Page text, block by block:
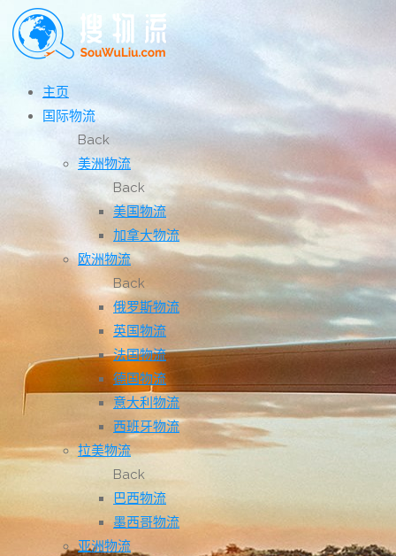
主页
国际物流
Back
美洲物流
Back
美国物流
加拿大物流
欧洲物流
Back
俄罗斯物流
英国物流
法国物流
德国物流
意大利物流
西班牙物流
拉美物流
Back
巴西物流
墨西哥物流
亚洲物流